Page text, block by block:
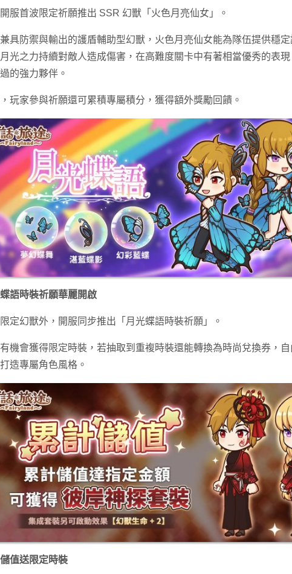
服首波限定祈願推出 SSR 幻獸「火色月亮仙女」。
具防禦與輸出的護盾輔助型幻獸，火色月亮仙女能為隊伍提供穩
光之力持續對敵人造成傷害，在高難度關卡中有著相當優秀的表
的強力夥伴。
玩家參與祈願還可累積專屬積分，獲得額外獎勵回饋。
語時裝祈願華麗開啟
定幻獸外，開服同步推出「月光蝶語時裝祈願」。
機會獲得限定時裝，若抽取到重複時裝還能轉換為時尚兌換券，
造專屬角色風格。
值送限定時裝